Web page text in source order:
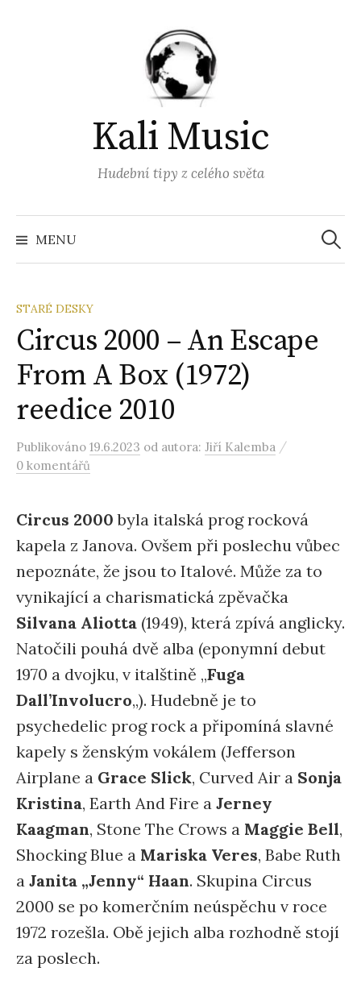
Kali Music
Hudební tipy z celého světa
MENU
STARÉ DESKY
Circus 2000 – An Escape
From A Box (1972)
reedice 2010
Publikováno 19.6.2023 od autora: Jiří Kalemba /
0 komentářů
Circus 2000 byla italská prog rocková
kapela z Janova. Ovšem při poslechu vůbec
nepoznáte, že jsou to Italové. Může za to
vynikající a charismatická zpěvačka
Silvana Aliotta (1949), která zpívá anglicky.
Natočili pouhá dvě alba (eponymní debut
1970 a dvojku, v italštině „Fuga
Dall’Involucro„). Hudebně je to
psychedelic prog rock a připomíná slavné
kapely s ženským vokálem (Jefferson
Airplane a Grace Slick, Curved Air a Sonja
Kristina, Earth And Fire a Jerney
Kaagman, Stone The Crows a Maggie Bell,
Shocking Blue a Mariska Veres, Babe Ruth
a Janita „Jenny“ Haan. Skupina Circus
2000 se po komerčním neúspěchu v roce
1972 rozešla. Obě jejich alba rozhodně stojí
za poslech.